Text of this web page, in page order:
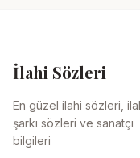
İlahi Sözleri
En güzel ilahi sözleri,
şarkı sözleri ve sanatçı
bilgileri